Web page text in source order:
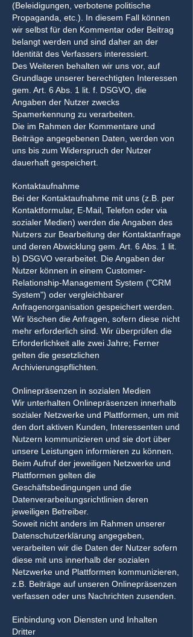
(Beleidigungen, verbotene politische
Propaganda, etc.). In diesem Fall können
wir selbst für den Kommentar oder Beitrag
belangt werden und sind daher an der
Identität des Verfassers interessiert.
Des Weiteren behalten wir uns vor, auf
Grundlage unserer berechtigten Interessen
gem. Art. 6 Abs. 1 lit. f. DSGVO, die
Angaben der Nutzer zwecks
Spamerkennung zu verarbeiten.
Die im Rahmen der Kommentare und
Beiträge angegebenen Daten, werden von
uns bis zum Widerspruch der Nutzer
dauerhaft gespeichert.
Kontaktaufnahme
Bei der Kontaktaufnahme mit uns (z.B. per
Kontaktformular, E-Mail, Telefon oder via
sozialer Medien) werden die Angaben des
Nutzers zur Bearbeitung der Kontaktanfrage
und deren Abwicklung gem. Art. 6 Abs. 1 lit.
b) DSGVO verarbeitet. Die Angaben der
Nutzer können in einem Customer-
Relationship-Management System ("CRM
System") oder vergleichbarer
Anfragenorganisation gespeichert werden.
Wir löschen die Anfragen, sofern diese nicht
mehr erforderlich sind. Wir überprüfen die
Erforderlichkeit alle zwei Jahre; Ferner
gelten die gesetzlichen
Archivierungspflichten.
Onlinepräsenzen in sozialen Medien
Wir unterhalten Onlinepräsenzen innerhalb
sozialer Netzwerke und Plattformen, um mit
den dort aktiven Kunden, Interessenten und
Nutzern kommunizieren und sie dort über
unsere Leistungen informieren zu können.
Beim Aufruf der jeweiligen Netzwerke und
Plattformen gelten die
Geschäftsbedingungen und die
Datenverarbeitungsrichtlinien deren
jeweiligen Betreiber.
Soweit nicht anders im Rahmen unserer
Datenschutzerklärung angegeben,
verarbeiten wir die Daten der Nutzer sofern
diese mit uns innerhalb der sozialen
Netzwerke und Plattformen kommunizieren,
z.B. Beiträge auf unseren Onlinepräsenzen
verfassen oder uns Nachrichten zusenden.
Einbindung von Diensten und Inhalten
Dritter